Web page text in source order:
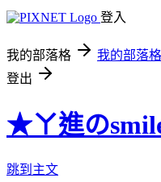
登入
我的部落格 我的部落
登出
★ㄚ進の
跳到主文